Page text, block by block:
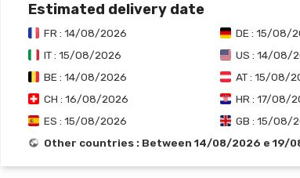
Estimated delivery date
FR : 14/08/2026
DE : 15/08/
IT : 15/08/2026
US : 14/08/
BE : 14/08/2026
AT : 15/08/
CH : 16/08/2026
HR : 17/08/
ES : 15/08/2026
GB : 15/08/
Other countries : Between 14/08/2026 e 19/